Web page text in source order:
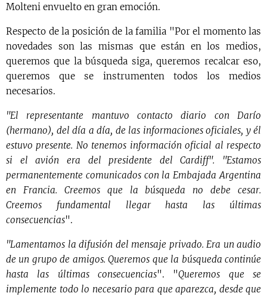
Molteni envuelto en gran emoción.
Respecto de la posición de la familia "Por el momento las
novedades son las mismas que están en los medios,
queremos que la búsqueda siga, queremos recalcar eso,
queremos que se instrumenten todos los medios
necesarios.
"El representante mantuvo contacto diario con Darío
(hermano), del día a día, de las informaciones oficiales, y él
estuvo presente. No tenemos información oficial al respecto
si el avión era del presidente del Cardiff". "Estamos
permanentemente comunicados con la Embajada Argentina
en Francia. Creemos que la búsqueda no debe cesar.
Creemos fundamental llegar hasta las últimas
consecuencias".
"Lamentamos la difusión del mensaje privado. Era un audio
de un grupo de amigos. Queremos que la búsqueda continúe
hasta las últimas consecuencias". "Queremos que se
implemente todo lo necesario para que aparezca, desde que